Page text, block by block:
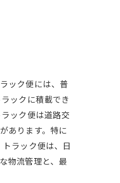
ック便には、普
ックに積載でき
ック便は道路交
あります。特に
ラック便は、日
物流管理と、最